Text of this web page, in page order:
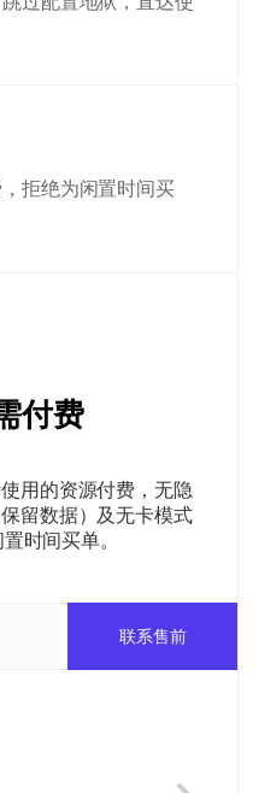
拒绝为闲置时间买
付费
用的资源付费，无隐
留数据）及无卡模式
时间买单。
联系售前